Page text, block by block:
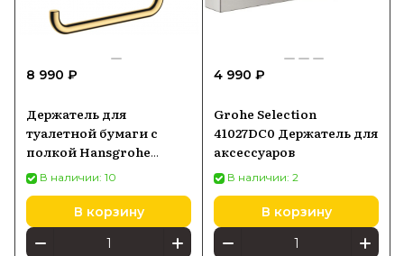
8 990 ₽
Держатель для
туалетной бумаги с
полкой Hansgrohe
Addstoris, золото
41772990
В наличии: 10
В корзину
4 990 ₽
Grohe Selection
41027DC0 Держатель для
аксессуаров
В наличии: 2
В корзину